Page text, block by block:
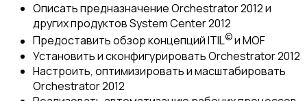
Описать предназначение Orchestrator 2012 и
других продуктов System Center 2012
Предоставить обзор концепций ITIL©и MOF
Установить и сконфигурировать Orchestrator 2012
Настроить, оптимизировать и масштабировать
Orchestrator 2012